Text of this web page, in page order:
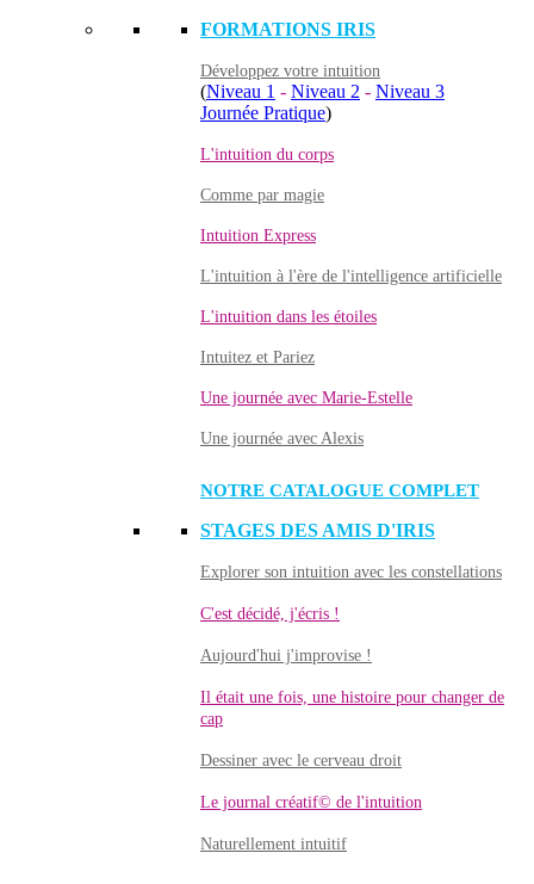
FORMATIONS IRIS
Développez votre intuition
(Niveau 1 - Niveau 2 - Niveau 3
Journée Pratique)
L'intuition du corps
Comme par magie
Intuition Express
L'intuition à l'ère de l'intelligence artificielle
L'intuition dans les étoiles
Intuitez et Pariez
Une journée avec Marie-Estelle
Une journée avec Alexis
NOTRE CATALOGUE COMPLET
STAGES DES AMIS D'IRIS
Explorer son intuition avec les constellations
C'est décidé, j'écris !
Aujourd'hui j'improvise !
Il était une fois, une histoire pour changer de
cap
Dessiner avec le cerveau droit
Le journal créatif© de l'intuition
Naturellement intuitif